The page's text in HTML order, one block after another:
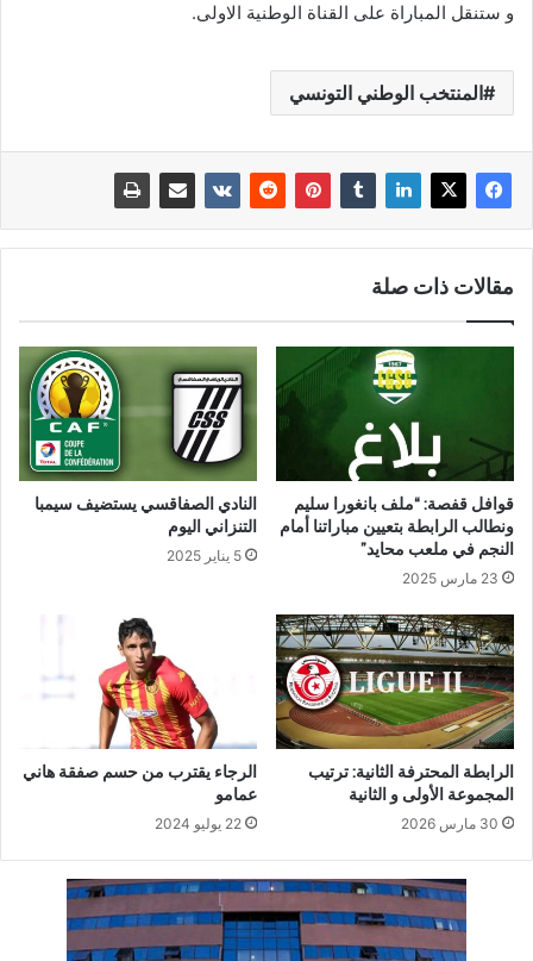
و ستنقل المباراة على القناة الوطنية الاولى.
المنتخب الوطني التونسي
مقالات ذات صلة
قوافل قفصة: “ملف بانغورا سليم
ونطالب الرابطة بتعيين مباراتنا أمام
النجم في ملعب محايد”
23 مارس 2025
النادي الصفاقسي يستضيف سيمبا
التنزاني اليوم
5 يناير 2025
الرابطة المحترفة الثانية: ترتيب
المجموعة الأولى و الثانية
30 مارس 2026
الرجاء يقترب من حسم صفقة هاني
عمامو
22 يوليو 2024